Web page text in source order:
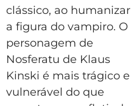
clássico, ao humanizar
a figura do vampiro. O
personagem de
Nosferatu de Klaus
Kinski é mais trágico e
vulnerável do que